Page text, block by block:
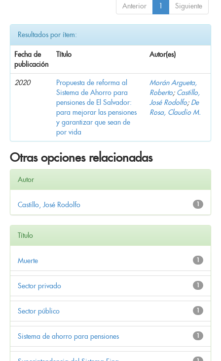
Anterior 1 Siguiente
Resultados por ítem:
Fecha de
publicación
Título Autor(es)
2020
Propuesta de reforma al
Sistema de Ahorro para
pensiones de El Salvador:
para mejorar las pensiones
y garantizar que sean de
por vida
Morán Argueta,
Roberto; Castillo,
José Rodolfo; De
Rosa, Claudio M.
Otras opciones relacionadas
Autor
1
Castillo, José Rodolfo
Título
1
Muerte
1
Sector privado
1
Sector público
1
Sistema de ahorro para pensiones